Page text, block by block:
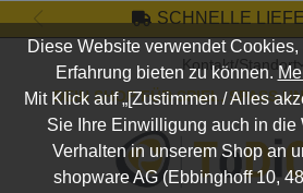
Zum Hauptinhalt springen
SCHNELLE
Kontakt/Standort
DEIN SHOP FÜR SPIEL, SPASS
Diese Website verwendet
Erfahrung bieten zu können.
Mit Klick auf „[Zustimmen / Alles
Sie Ihre Einwilligung auch in die
Verhalten in unserem Shop an
shopware AG (Ebbinghoff 10,